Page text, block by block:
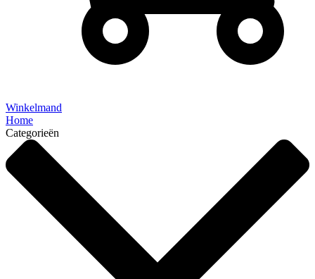
Winkelmand
Home
Categorieën